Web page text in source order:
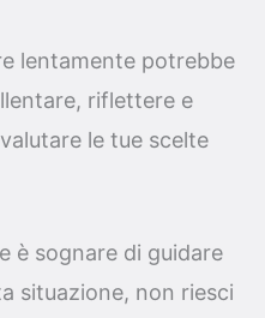
lentamente potrebbe
riflettere e
le tue scelte
è sognare di guidare
situazione, non riesci